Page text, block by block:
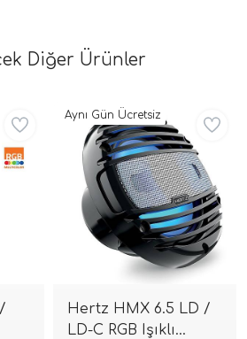
Diğer Ürünler
Hertz HMX 6.5 LD /
LD-C RGB Işıklı
Aynı Gün Ücretsiz